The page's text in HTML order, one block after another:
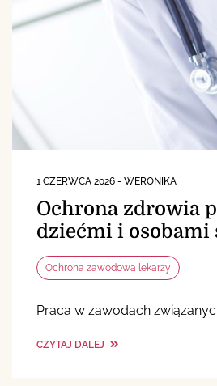
1 CZERWCA 2026 - WERONIKA
Ochrona zdrowia
dziećmi i osobami
Ochrona zawodowa lekarzy
Praca w zawodach
CZYTAJ DALEJ